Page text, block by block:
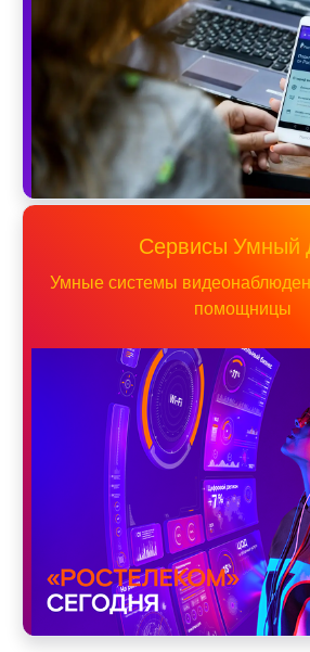
Сервисы Умный
Умные системы
помощницы